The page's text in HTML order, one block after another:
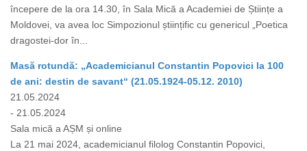
începere de la ora 14.30, în Sala Mică a Academiei de Științe a
Moldovei, va avea loc Simpozionul științific cu genericul „Poetica
dragostei-dor în...
Masă rotundă: „Academicianul Constantin Popovici la 100
de ani: destin de savant“ (21.05.1924-05.12. 2010)
21.05.2024
- 21.05.2024
Sala mică a AȘM și online
La 21 mai 2024, academicianul filolog Constantin Popovici,